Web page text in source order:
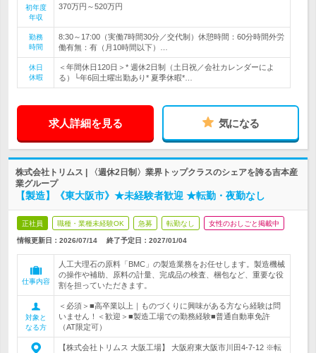
初年度
年収
370万円～520万円
勤務
時間
8:30～17:00（実働7時間30分／交代制）休憩時間：60分時間外労
働有無：有（月10時間以下）…
休日
休暇
＜年間休日120日＞* 週休2日制（土日祝／会社カレンダーによ
る）└年6回土曜出勤あり* 夏季休暇*…
求人詳細を見る 気になる
株式会社トリムス | 〈週休2日制〉業界トップクラスのシェアを誇る吉本産
業グループ
【製造】《東大阪市》★未経験者歓迎 ★転勤・夜勤なし
正社員 職種・業種未経験OK 急募 転勤なし 女性のおしごと掲載中
情報更新日：2026/07/14 終了予定日： 2027/01/04
仕事内容
人工大理石の原料「BMC」の製造業務をお任せします。製造機械
の操作や補助、原料の計量、完成品の検査、梱包など、重要な役
割を担っていただきます。
対象と
なる方
＜必須＞■高卒業以上｜ものづくりに興味がある方なら経験は問
いません！＜歓迎＞■製造工場での勤務経験■普通自動車免許
（AT限定可）
【株式会社トリムス 大阪工場】 大阪府東大阪市川田4-7-12 ※転